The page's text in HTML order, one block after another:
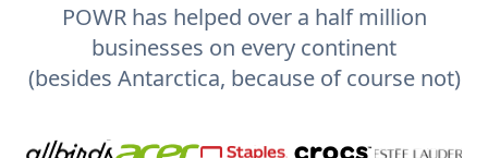
POWR has helped over a half million
businesses on every continent
(besides Antarctica, because of course not)